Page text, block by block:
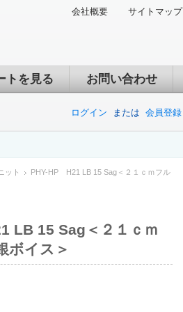
会社概要 サイトマップ
トを見る お問い合わせ
ログイン または 会員登録
ット PHY-HP H21 LB 15 Sag＜２１ｃｍフル
LB 15 Sag＜２１ｃｍ
ボイス＞